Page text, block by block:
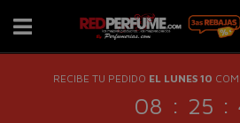
RECIBE TU PEDIDO EL LUNES 10
08 : 25 :